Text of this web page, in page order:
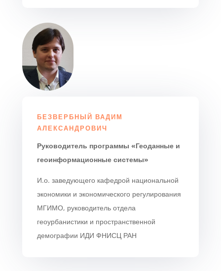
БЕЗВЕРБНЫЙ ВАДИМ
АЛЕКСАНДРОВИЧ
Руководитель программы «Геоданные и
геоинформационные системы»
И.о. заведующего кафедрой национальной
экономики и экономического регулирования
МГИМО, руководитель отдела
геоурбанистики и пространственной
демографии ИДИ ФНИСЦ РАН